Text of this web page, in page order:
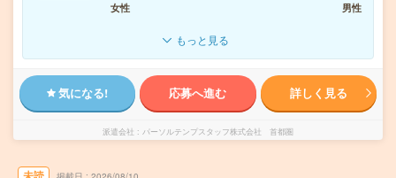
女性
男性
もっと見る
気になる! 応募へ進む 詳しく見る
派遣会社 パーソルテンプスタッフ株式会社 首都圏